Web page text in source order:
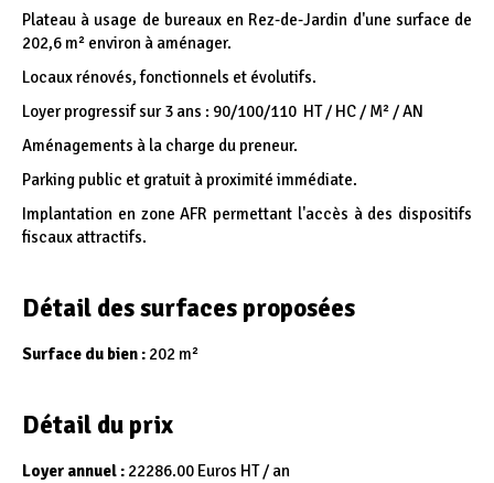
Plateau à usage de bureaux en Rez-de-Jardin d'une surface de
202,6 m² environ à aménager.
Locaux rénovés, fonctionnels et évolutifs.
Loyer progressif sur 3 ans : 90/100/110  HT / HC / M² / AN
Aménagements à la charge du preneur.
Parking public et gratuit à proximité immédiate.
Implantation en zone AFR permettant l'accès à des dispositifs
fiscaux attractifs.
Détail des surfaces proposées
Surface du bien : 202 m²
Détail du prix
Loyer annuel : 22286.00 Euros HT / an